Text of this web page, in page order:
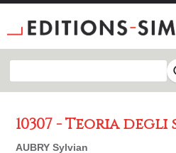
10307 - Teoria degli
AUBRY Sylvian